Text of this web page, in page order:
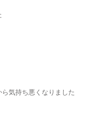
気持ち悪くなりました